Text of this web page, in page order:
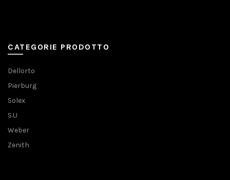
CATEGORIE PRODOTTO
Dellorto
Pierburg
Solex
S.U
Weber
Zenith